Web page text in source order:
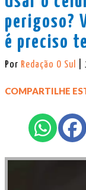
perigoso?
é preciso
Por Redação O Sul
COMPARTILHE